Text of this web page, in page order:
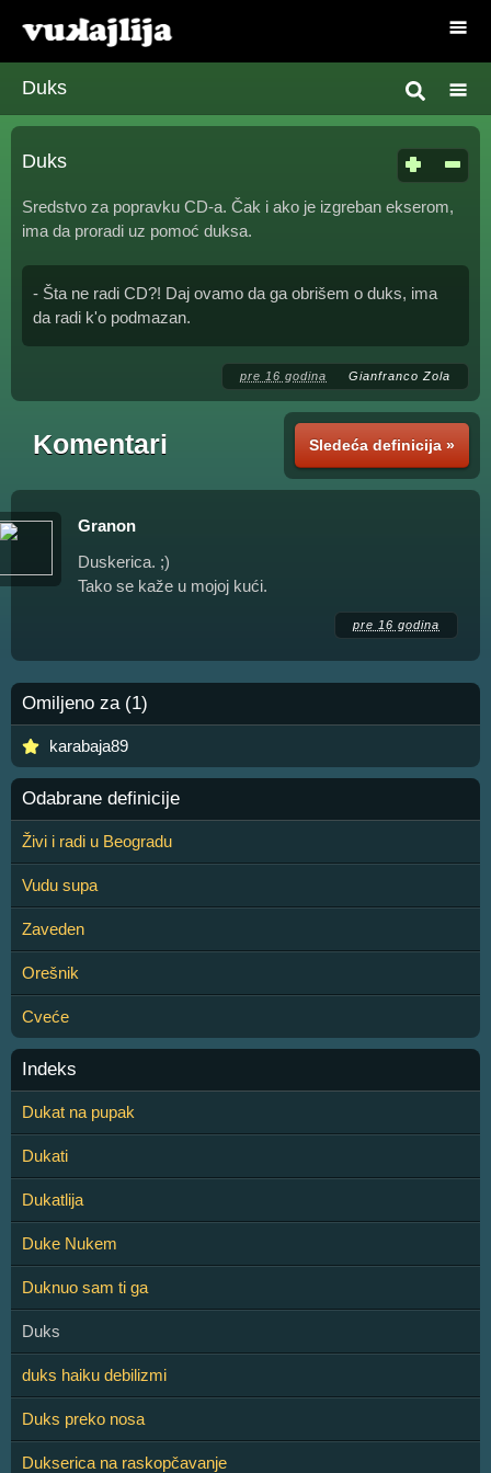
Duks
Duks
Sredstvo za popravku CD-a. Čak i ako je izgreban ekserom,
ima da proradi uz pomoć duksa.
- Šta ne radi CD?! Daj ovamo da ga obrišem o duks, ima
da radi k'o podmazan.
pre 16 godina Gianfranco Zola
Sledeća definicija »
Komentari
Granon
Duskerica. ;)
Tako se kaže u mojoj kući.
pre 16 godina
Omiljeno za (1)
karabaja89
Odabrane definicije
Živi i radi u Beogradu
Vudu supa
Zaveden
Orešnik
Cveće
Indeks
Dukat na pupak
Dukati
Dukatlija
Duke Nukem
Duknuo sam ti ga
Duks
duks haiku debilizmi
Duks preko nosa
Dukserica na raskopčavanje